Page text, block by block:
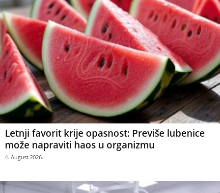
Letnji favorit krije opasnost: Previše lubenice
može napraviti haos u organizmu
4. August 2026.